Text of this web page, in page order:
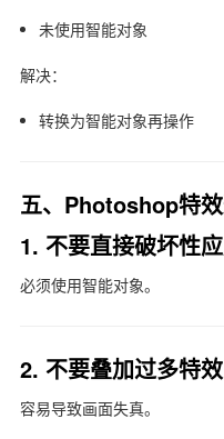
未使用智能对象
解决：
转换为智能对象再操作
五、Photoshop特效
1. 不要直接破坏性
必须使用智能对象。
2. 不要叠加过多特效
容易导致画面失真。